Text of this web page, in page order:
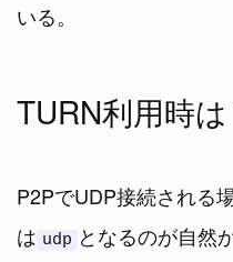
いる。
TURN利用時は
P2PでUDP接続される
は udp となるのが自然